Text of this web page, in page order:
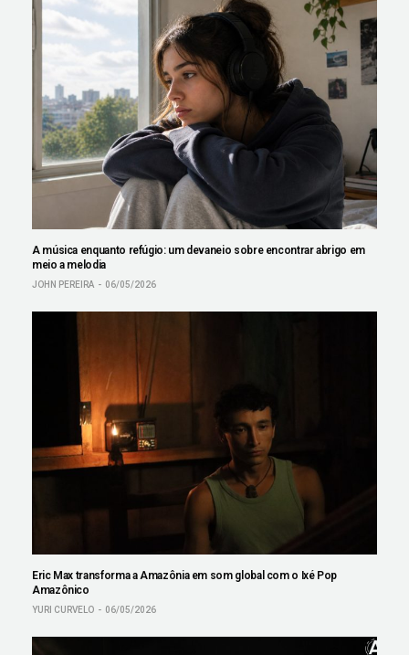
A música enquanto refúgio: um devaneio sobre encontrar abrigo em
meio a melodia
JOHN PEREIRA 06/05/2026
Eric Max transforma a Amazônia em som global com o Ixé Pop
Amazônico
YURI CURVELO 06/05/2026